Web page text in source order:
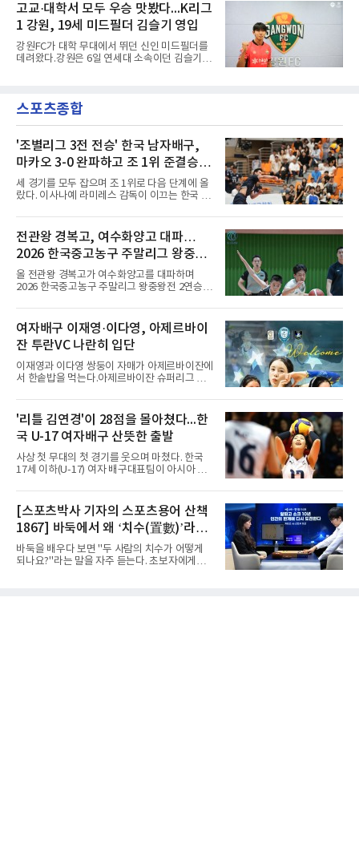
관심을 받았는데, 18개월간 이어진 재계약 협상
이 한때 교착됐기 때문이다. 그러
구단 소집 명단에 이강인이 포함되면서 변수가
없는 한 그의 첫 출격은 서울이 된다.등번호부터
무게가 실렸다. 이강인은 첫 경기부터 7번을 단
다. 2010년대 팀의 전성기를 이끈 앙투안 그리즈
만이 달았던 번호다.합류 과정은 순탄치 않았다.
스페인으로 건너가려던 그는 병역 특례 행정 절
짧게 호흡을 맞춰 경기에 나선다.역할도 관심사
다. 유려한 탈압박과
고교·대학서 모두 우승 맛봤다...K리그
1 강원, 19세 미드필더 김슬기 영입
강원FC가 대학 무대에서 뛰던 신인 미드필더를
데려왔다.강원은 6일 연세대 소속이던 김슬기
리그와 추계전국고등대회 우승에 기여했고, 올
해 연세대 진학 후에는 춘계한산대첩기대학대회
표팀 훈련에도 소집됐다.김슬기는 입단하게 돼
기쁘고 영광이라며 프로 무대에서도 성장해 팀
에 꼭 필요한 선수가 되겠다고 각오를 밝혔다.
스포츠종합
'조별리그 3전 전승' 한국 남자배구,
마카오 3-0 완파하고 조 1위 준결승
진출
세 경기를 모두 잡으며 조 1위로 다음 단계에 올
랐다. 이사나예 라미레스 감독이 이끄는 한국 남
아남자선수권대회 조별리그를 3연승으로 마무
리했다.대표팀은 7일 몽골 울란바타르 AVA 아레
나에서 열린 대회 B조 조별리그 3차전에서 마카
오(119위)를 세트 점수 3-0(25-18 25-16 25-15)
으로 제압했다. 일본과 대만에 이어 마카오까지
꺾은 한국은 조별리그 전승으로 준결승 티켓을
손에 넣었다.공격은 고르게 터졌다. 김요한(삼성
육부대)이 9득점으로 힘을 보탰다.대표팀은 8일
오후 8시 30분 A조 2위와 결승
전관왕 경복고, 여수화양고 대파…
2026 한국중고농구 주말리그 왕중왕
전 결승토너먼트 확정
올 전관왕 경복고가 여수화양고를 대파하며
2026 한국중고농구 주말리그 왕중왕전 2연승을
7일 전남 해남 구교체육관에서 열린 대회 남고
부 H조 예선 2차전에서 박지오(26점)와 김호원
(22점)의 활약을 앞세워 여수화양고를 94-59로
완파했다. 이로써 경복고는 예선 2전 전승을 기
록하며 조 1위로 결승 토너먼트에 진출했다.경
복고는 1쿼터 초반부터 박지오의 높은 슛 성공
률을 앞세워 공격을 주도하며 24-15로 기선을
후반 들어 내·외곽에서 고른 득점포를 가동하며
점수 차를 크게 벌려 여유 있게 승
여자배구 이재영·이다영, 아제르바이
잔 투란VC 나란히 입단
이재영과 이다영 쌍둥이 자매가 아제르바이잔에
서 한솥밥을 먹는다.아제르바이잔 슈퍼리그 투
일 이다영과도 계약했다고 발표했다. 구단은 이
다영이 2026-2027시즌 투란 소속으로 활약할
예정이라고 전했다.두 선수가 국내를 떠난 것은
2021년이다. V리그 흥국생명 소속이던 당시 중
학교 시절 학교 폭력을 행사했다는 폭로가 나오
면서 한국 배구계를 등졌다.이재영의 해외 여정
은 순탄치 않았다. 2021년 말 그리스 PAOK 테
리그 빅토리아 히메지에 합류했다가 지난 5월
팀을 떠났다.이다영은 더 많은 무대를
'리틀 김연경'이 28점을 몰아쳤다...한
국 U-17 여자배구 산뜻한 출발
사상 첫 무대의 첫 경기를 웃으며 마쳤다. 한국
17세 이하(U-17) 여자 배구대표팀이 아시아 챔
전을 승리로 장식했다.이승여 감독이 이끄는 한
국은 7일(한국시간) 칠레 로스 안데스의 리세오
믹스토 체육관에서 열린 2026 국제배구연맹
(FIVB) U-17 여자 세계선수권대회 조별리그 D조
1차전에서 푸에르토리코를 3-1(25-10 25-23
19-25 26-24)로 이겼다.승리의 중심에는 '리틀
김연경'으로 불리는 아웃사이드 히터 손서연(선
[스포츠박사 기자의 스포츠용어 산책
1867] 바둑에서 왜 ‘치수(置數)’라고
말할까
바둑을 배우다 보면 "두 사람의 치수가 어떻게
되나요?"라는 말을 자주 듣는다. 초보자에게는